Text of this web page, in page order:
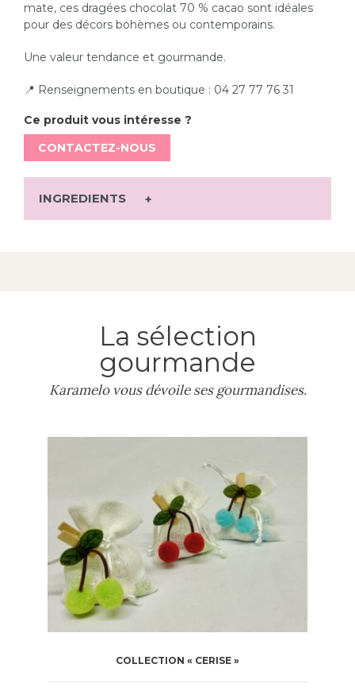
mate, ces dragées chocolat 70 % cacao sont idéales
pour des décors bohèmes ou contemporains.
Une valeur tendance et gourmande.
📍 Renseignements en boutique : 04 27 77 76 31
Ce produit vous intéresse ?
CONTACTEZ-NOUS
INGREDIENTS
La sélection
gourmande
Karamelo vous dévoile ses gourmandises.
COLLECTION « CERISE »